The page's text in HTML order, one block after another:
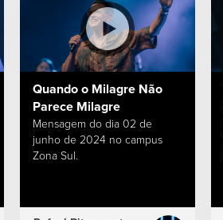
Quando o Milagre Não
Parece Milagre
Mensagem do dia 02 de
junho de 2024 no campus
Zona Sul.